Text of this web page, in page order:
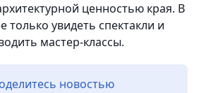
ценностью края. В
увидеть спектакли и
мастер-классы.
новостью